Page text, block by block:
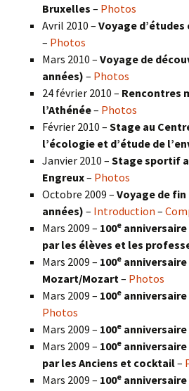
Bruxelles – Photos
Avril 2010 – Voyage
– Photos
Mars 2010 – Voyage de
années) – Photos
24 février 2010 – Rencontres
l’Athénée– Photos
Février 2010 – Stage au
l’écologie et d’étude de
Janvier 2010 – Stage sportif
Engreux– Photos
Octobre 2009 – Voyage de fin
années) – Introduction –
Mars 2009 – 100e
par les élèves et les
Mars 2009 – 100e
Mozart/Mozart – Photos
Mars 2009 – 100e anniversaire
Photos
Mars 2009 – 100e
Mars 2009 – 100e
par les Anciens et cocktail–
Mars 2009 – 100e